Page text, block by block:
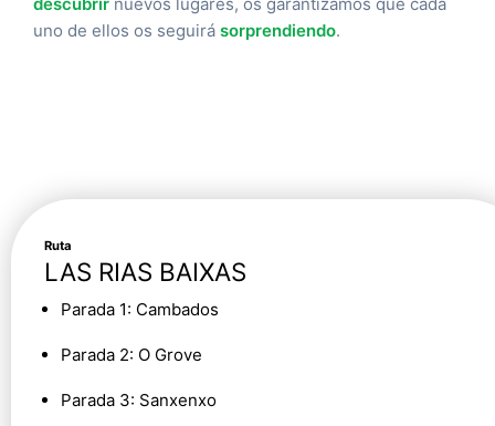
uno de ellos os seguirá sorprendiendo.
Ruta
LAS RIAS BAIXAS
Parada 1: Cambados
Parada 2: O Grove
Parada 3: Sanxenxo